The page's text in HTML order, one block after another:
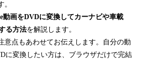
動画をDVDに変換してカーナビや車載
る方法を解説します。
意点もあわせてお伝えします。自分の動
に変換したい方は、ブラウザだけで完結